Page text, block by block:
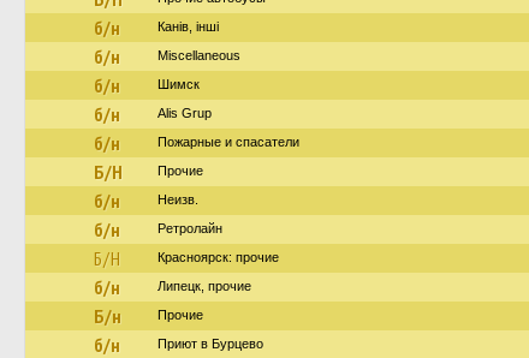
б/н Канів, інші
б/н Miscellaneous
б/н Шимск
б/н Alis Grup
б/н Пожарные и спасатели
Б/Н Прочие
б/н Неизв.
б/н Ретролайн
Б/Н Красноярск: прочие
б/н Липецк, прочие
Б/н Прочие
б/н Приют в Бурцево